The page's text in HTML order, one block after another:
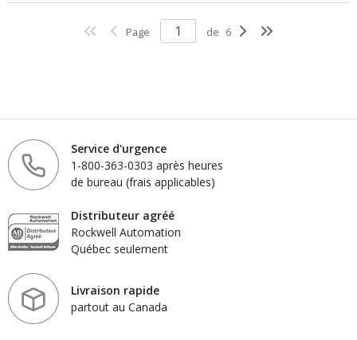
Page de 6
Service d'urgence
1-800-363-0303 après heures
de bureau (frais applicables)
Distributeur agréé
Rockwell Automation
Québec seulement
Livraison rapide
partout au Canada